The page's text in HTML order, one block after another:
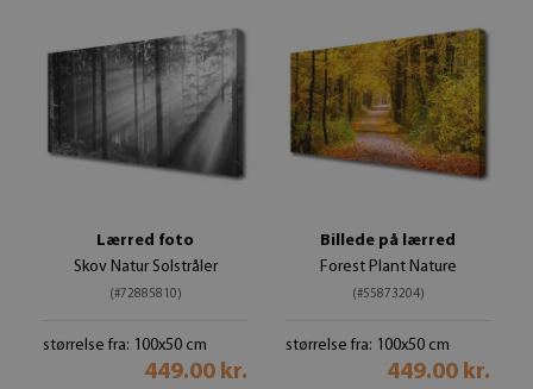
Lærred foto
Skov Natur Solstråler
(#72885810)
størrelse fra: 100x50 cm
449.00 kr.
Billede på lærred
Forest Plant Nature
(#55873204)
størrelse fra: 100x50 cm
449.00 kr.